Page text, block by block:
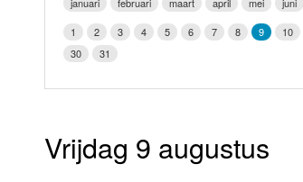
Vrijdag
LOK schijf
Oude LOK programma's
1
2 3 4 5 6 7 8 9 10
30
31
Vrijdag 9 augustus